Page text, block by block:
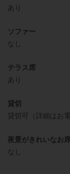
あり
ソファー
なし
テラス席
あり
貸切
貸切可（詳細はお
夜景がきれいなお
なし